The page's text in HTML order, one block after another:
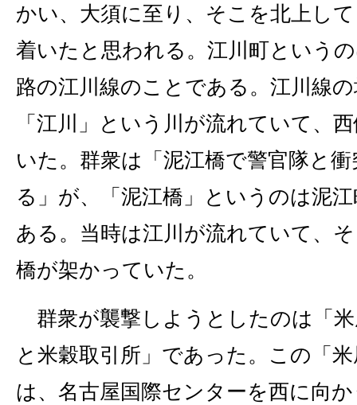
かい、大須に至り、そこを北上し
着いたと思われる。江川町という
路の江川線のことである。江川線
「江川」という川が流れていて、
いた。群衆は「泥江橋で警官隊と
る」が、「泥江橋」というのは泥
ある。当時は江川が流れていて、
橋が架かっていた。
群衆が襲撃しようとしたのは「
と米穀取引所」であった。この「
は、名古屋国際センターを西に向